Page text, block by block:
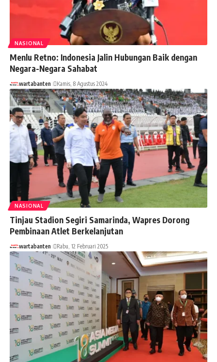
NASIONAL
Menlu Retno: Indonesia Jalin Hubungan Baik dengan
Negara-Negara Sahabat
wartabanten Kamis, 8 Agustus 2024
NASIONAL
Tinjau Stadion Segiri Samarinda, Wapres Dorong
Pembinaan Atlet Berkelanjutan
wartabanten Rabu, 12 Februari 2025